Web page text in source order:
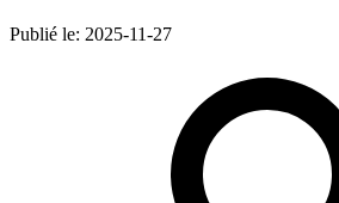
Publié le: 2025-11-27